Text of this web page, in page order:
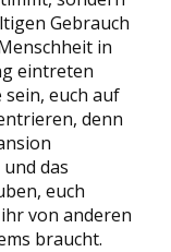
Gebrauch
in
eintreten
sein, euch auf
denn
das
euch
von anderen
braucht.